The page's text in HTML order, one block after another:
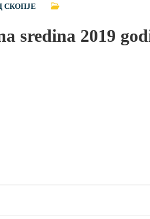
СКОПЈЕ
sredina 2019